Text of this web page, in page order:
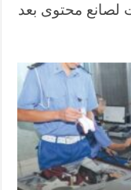
محتوى بعد